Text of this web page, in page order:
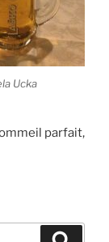
Ucka
parfait,